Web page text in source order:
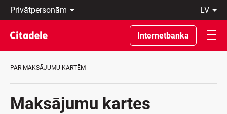
Privātpersonām
Uzņēmumiem
Private
Banking
Par
C
lv
Latviski
По-
русски
In
Internetbanka
PAR MAKSĀJUMU KARTĒM
Maksājumu kartes